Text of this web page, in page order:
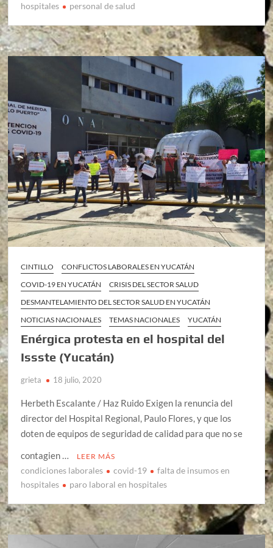
hospitales
personal de salud
CINTILLO
CONFLICTOS LABORALES EN YUCATÁN
COVID-19 EN YUCATÁN
CRISIS DEL SECTOR SALUD
DESMANTELAMIENTO DEL SECTOR SALUD EN YUCATÁN
NOTICIAS NACIONALES
TEMAS NACIONALES YUCATÁN
Enérgica protesta en el hospital del
Issste (Yucatán)
grieta 18 julio, 2020
Herbeth Escalante / Haz Ruido Exigen la renuncia del
director del Hospital Regional, Paulo Flores, y que los
doten de equipos de seguridad de calidad para que no se
contagien …
LEER MÁS
condiciones laborales covid-19
falta de insumos en
hospitales
paro laboral en hospitales